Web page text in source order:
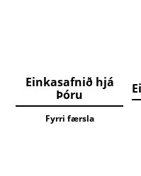
Einkasafnið hjá
Þóru
Fyrri færsla